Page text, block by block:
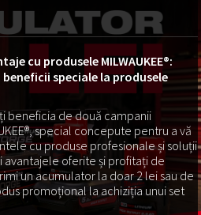
cu produsele MILWAUKEE®:
speciale la produsele
beneficia de două campanii
special concepute pentru a vă
cu produse profesionale și soluții
oferite și profitați de
un acumulator la doar 2 lei sau de
promoțional la achiziția unui set